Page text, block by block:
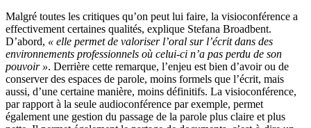
Malgré toutes les critiques qu’on peut lui faire, la visioconférence a
effectivement certaines qualités, explique Stefana Broadbent.
D’abord, « elle permet de valoriser l’oral sur l’écrit dans des
environnements professionnels où celui-ci n’a pas perdu de son
pouvoir ». Derrière cette remarque, l’enjeu est bien d’avoir ou de
conserver des espaces de parole, moins formels que l’écrit, mais
aussi, d’une certaine manière, moins définitifs. La visioconférence,
par rapport à la seule audioconférence par exemple, permet
également une gestion du passage de la parole plus claire et plus